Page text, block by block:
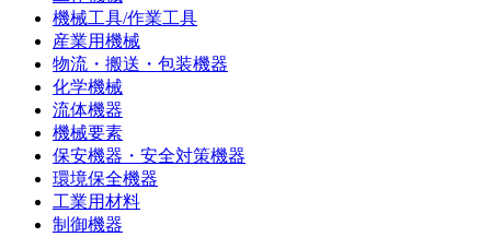
機械工具/作業工具
産業用機械
物流・搬送・包装機器
化学機械
流体機器
機械要素
保安機器・安全対策機器
環境保全機器
工業用材料
制御機器